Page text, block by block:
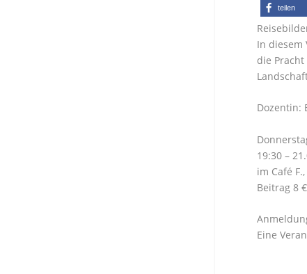
teilen
In diesem
die
Dozentin:
19:30 –
im Café
Beitrag 8 €
Eine